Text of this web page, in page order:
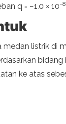
q = −1.0 × 10−8
medan listrik di
bidang
ke atas